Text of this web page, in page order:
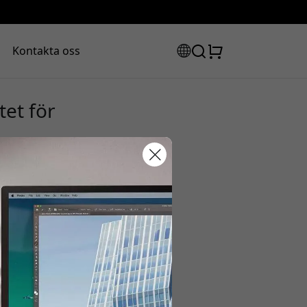
Kontakta oss
för
för att få 20% rabatt.